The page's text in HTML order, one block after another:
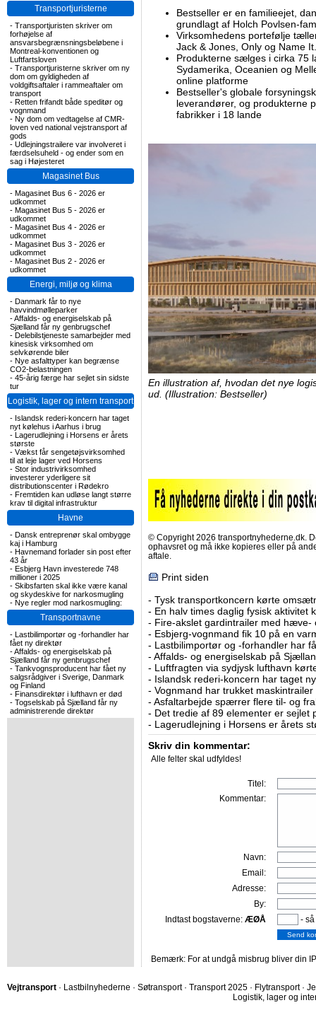
Transportjuristerne
- Transportjuristen skriver om
forhøjelse af
ansvarsbegrænsningsbeløbene i
Montreal-konventionen og
Luftfartsloven
- Transportjuristerne skriver om ny
dom om gyldigheden af
voldgiftsaftaler i rammeaftaler om
transport
- Retten frifandt både speditør og
vognmand
- Ny dom om vedtagelse af CMR-
loven ved national vejstransport af
gods
- Udlejningstrailere var involveret i
færdselsuheld - og ender som en
sag i Højesteret
Magasinet Bus
- Magasinet Bus 6 - 2026 er
udkommet
- Magasinet Bus 5 - 2026 er
udkommet
- Magasinet Bus 4 - 2026 er
udkommet
- Magasinet Bus 3 - 2026 er
udkommet
- Magasinet Bus 2 - 2026 er
udkommet
Energi, miljø og klima
- Danmark får to nye
havvindmølleparker
-Affalds- og energiselskab på
Sjælland får ny genbrugschef
- Delebilstjeneste samarbejder med
kinesisk virksomhed om
selvkørende biler
- Nye asfalttyper kan begrænse
CO2-belastningen
- 45-årig færge har sejlet sin sidste
tur
Logistik, lager og intern transport
- Islandsk rederi-koncern har taget
nyt kølehus i Aarhus i brug
- Lagerudlejning i Horsens er årets
største
- Vækst får sengetøjsvirksomhed
til at leje lager ved Horsens
- Stor industrivirksomhed
investerer yderligere sit
distributionscenter i Rødekro
- Fremtiden kan udløse langt større
krav til digital infrastruktur
Havne
- Dansk entreprenør skal ombygge
kaj i Hamburg
- Havnemand forlader sin post efter
43 år
- Esbjerg Havn investerede 748
millioner i 2025
- Skibsfarten skal ikke være kanal
og skydeskive for narkosmugling
- Nye regler mod narkosmugling:
Transportnavne
- Lastbilimportør og -forhandler har
fået ny direktør
-Affalds- og energiselskab på
Sjælland får ny genbrugschef
- Tankvognsproducent har fået ny
salgsrådgiver i Sverige, Danmark
og Finland
- Finansdirektør i lufthavn er død
- Togselskab på Sjælland får ny
administrerende direktør
Bestseller er en familieejet,
grundlagt af Holch Povlsen-
Virksomhedens portefølje
Jack & Jones, Only og Name It.
Produkterne sælges i cirka 75
Sydamerika, Oceanien og
online platforme
Bestseller's globale
leverandører, og produkterne
fabrikker i 18 lande
En illustration af, hvodan det nye
ud. (Illustration: Bestseller)
© Copyright 2026 transportnyhederne.dk.
ophavsret og må ikke kopieres eller på
aftale.
Print siden
- Tysk transportkoncern kørte
- En halv times daglig fysisk aktivitet
- Fire-akslet gardintrailer med hæve-
- Esbjerg-vognmand fik 10 på en
- Lastbilimportør og -forhandler har
- Affalds- og energiselskab på
- Luftfragten via sydjysk lufthavn
- Islandsk rederi-koncern har taget
- Vognmand har trukket
- Asfaltarbejde spærrer flere til- og
- Det tredie af 89 elementer er sejlet
- Lagerudlejning i Horsens er årets
Skriv din kommentar:
Alle felter skal udfyldes!
Titel:
Kommentar:
Navn:
Email:
Adresse:
By:
Indtast bogstaverne: ÆØÅ -
Bemærk: For at undgå misbrug bliver din
Vejtransport · Lastbilnyhederne · Søtransport · Transport 2025 · Flytransport ·
Logistik, lager og